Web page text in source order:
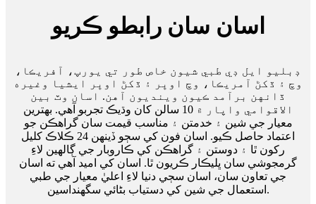
اسان سان رابطو ڪريو
ڊبليو ايل ڊي طبي شيون خاص طور تي يورپ، آفريڪا،
وچ ۽ ڏکڻ آمريڪا، وچ اوڀر ۽ ڏکڻ اوڀر ايشيا وغيره
ڏانهن برآمد ڪيون وينديون آهن. اسان وٽ بين
الاقوامي واپار ۾ 10 سالن کان وڌيڪ تجربو آهي. بهترين
معيار جي شين ۽ خدمتن ۽ مناسب قيمت سان گراهڪن جو
اعتماد حاصل ڪيو. اسان فون کي سڄو ڏينهن 24 ڪلاڪ کليل
رکون ٿا ۽ دوستن ۽ گراهڪن کي ڪاروبار جي ڳالهين لاءِ
گرمجوشي سان ڀليڪار ڪريون ٿا. اسان کي اميد آهي ته اسان
جي تعاون سان، اسان سڄي دنيا لاءِ اعليٰ معيار جي طبي
استعمال جي شين کي دستياب بڻائي سگهنداسين.